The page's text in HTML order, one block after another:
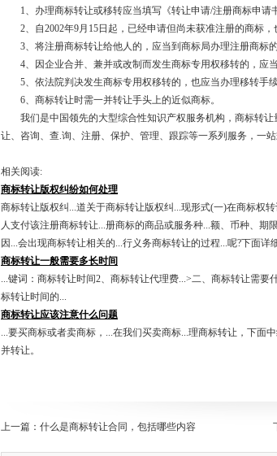
1、办理商标转让或移转应当填写《转让申请/注册商标申请书
2、自2002年9月15日起，已经申请但尚未获准注册的商标，
3、将注册商标转让给他人的，应当到商标局办理注册商标的
4、因企业合并、兼并或改制而发生商标专用权移转的，应当
5、依法院判决发生商标专用权移转的，也应当办理移转手续
6、商标转让时需一并转让手头上的近似商标。
我们是中国领先的大型综合性知识产权服务机构，商标转让
让、咨询、查.询、注册、保护、管理、跟踪等一系列服务，一站
相关阅读:
商标转让版权纠纷如何处理
商标转让版权纠...道关于商标转让版权纠...现形式(一)在商标权
人支付该注册商标转让...册商标的商品或服务种...额、币种、
因...会出现商标转让相关的...行义务商标转让的过程...呢?下面详
商标转让一般需要多长时间
...键词：商标转让时间2、商标转让代理费...>二、商标转让需
标转让时间的...
商标转让应该注意什么问题
...要买商标或者卖商标，...在我们买卖商标...理商标转让，下
并转让。
上一篇： 什么是商标转让合同，包括哪些内容